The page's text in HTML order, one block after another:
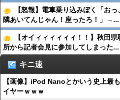
【怒報】電車乗り込みぼく「お
隣あいてんじゃん！座ったろ！」→...
【オイィィィィィィ！！】秋田
所から記者会見に参加してしまった...
キニ速
【画像】iPod Nanoとかいう史上最
イヤーｗｗｗ